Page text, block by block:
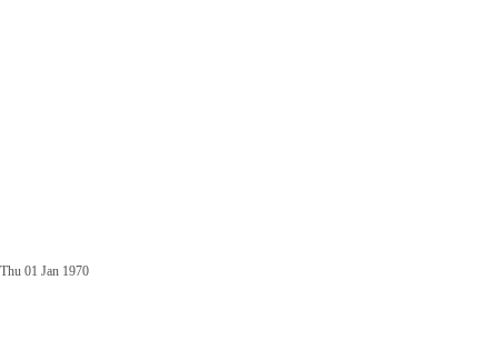
Thu 01 Jan 1970